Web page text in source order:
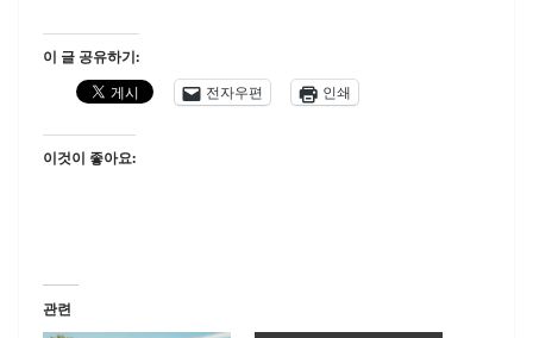
이 글 공유하기:
전자우편
인쇄
이것이 좋아요:
관련